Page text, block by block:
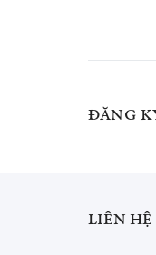
ĐĂNG
LIÊN HỆ